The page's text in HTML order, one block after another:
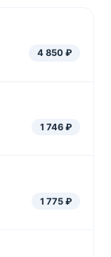
4 850 ₽
1 746 ₽
1 775 ₽